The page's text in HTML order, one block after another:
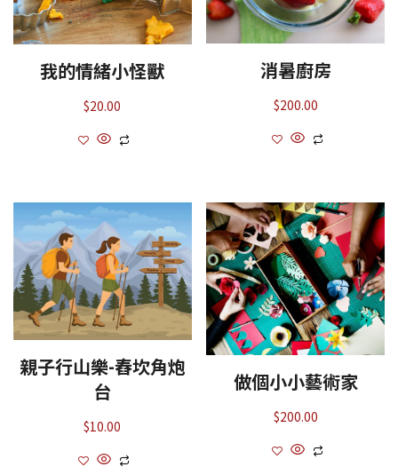
我的情緒小怪獸
$20.00
消暑廚房
$200.00
親子行山樂-舂坎角炮
台
$10.00
做個小小藝術家
$200.00